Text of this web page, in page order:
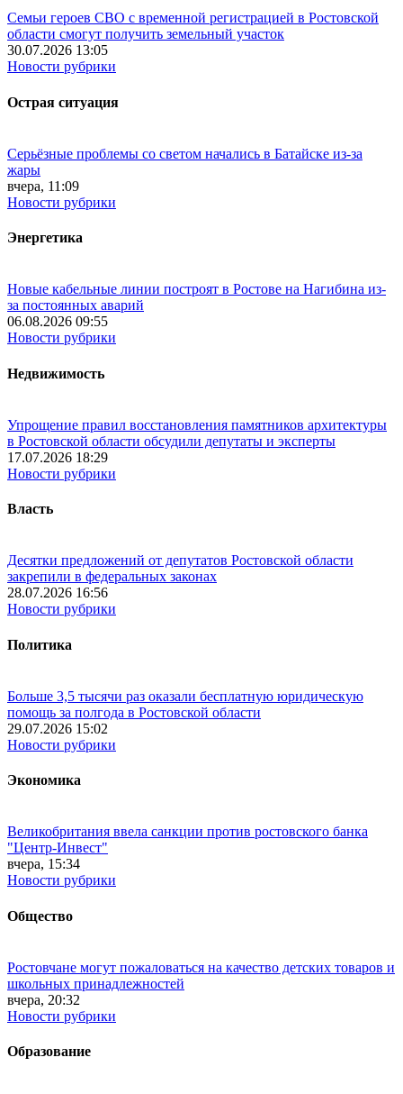
Семьи героев СВО с временной регистрацией в Ростовской
области смогут получить земельный участок
30.07.2026 13:05
Новости рубрики
Острая ситуация
Серьёзные проблемы со светом начались в Батайске из-за
жары
вчера, 11:09
Новости рубрики
Энергетика
Новые кабельные линии построят в Ростове на Нагибина из-
за постоянных аварий
06.08.2026 09:55
Новости рубрики
Недвижимость
Упрощение правил восстановления памятников архитектуры
в Ростовской области обсудили депутаты и эксперты
17.07.2026 18:29
Новости рубрики
Власть
Десятки предложений от депутатов Ростовской области
закрепили в федеральных законах
28.07.2026 16:56
Новости рубрики
Политика
Больше 3,5 тысячи раз оказали бесплатную юридическую
помощь за полгода в Ростовской области
29.07.2026 15:02
Новости рубрики
Экономика
Великобритания ввела санкции против ростовского банка
"Центр-Инвест"
вчера, 15:34
Новости рубрики
Общество
Ростовчане могут пожаловаться на качество детских товаров и
школьных принадлежностей
вчера, 20:32
Новости рубрики
Образование